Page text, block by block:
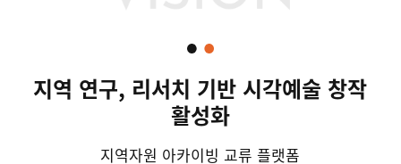
지역 연구, 리서치 기반 시각예술 창작
활성화
지역자원 아카이빙 교류 플랫폼